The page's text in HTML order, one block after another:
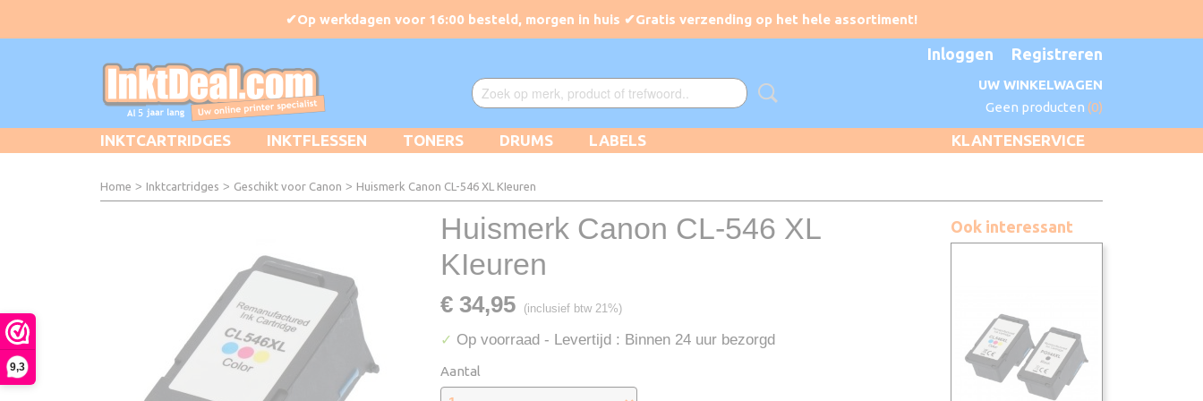
9,3
Inloggen Registreren
UW WINKELWAGEN
Geen producten (0)
KLANTENSERVICE
INKTCARTRIDGES INKTFLESSEN TONERS DRUMS LABELS
Home > Inktcartridges > Geschikt voor Canon > Huismerk Canon CL-546 XL KIeuren
Huismerk Canon CL-546 XL
KIeuren
€ 34,95 (inclusief btw 21%)
✓ Op voorraad - Levertijd : Binnen 24 uur bezorgd
Aantal
Ook interessant